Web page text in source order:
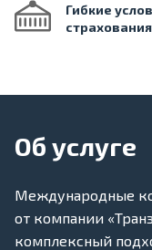
Гибкие
страхования
Об услуге
Международные
от компании
комплексный